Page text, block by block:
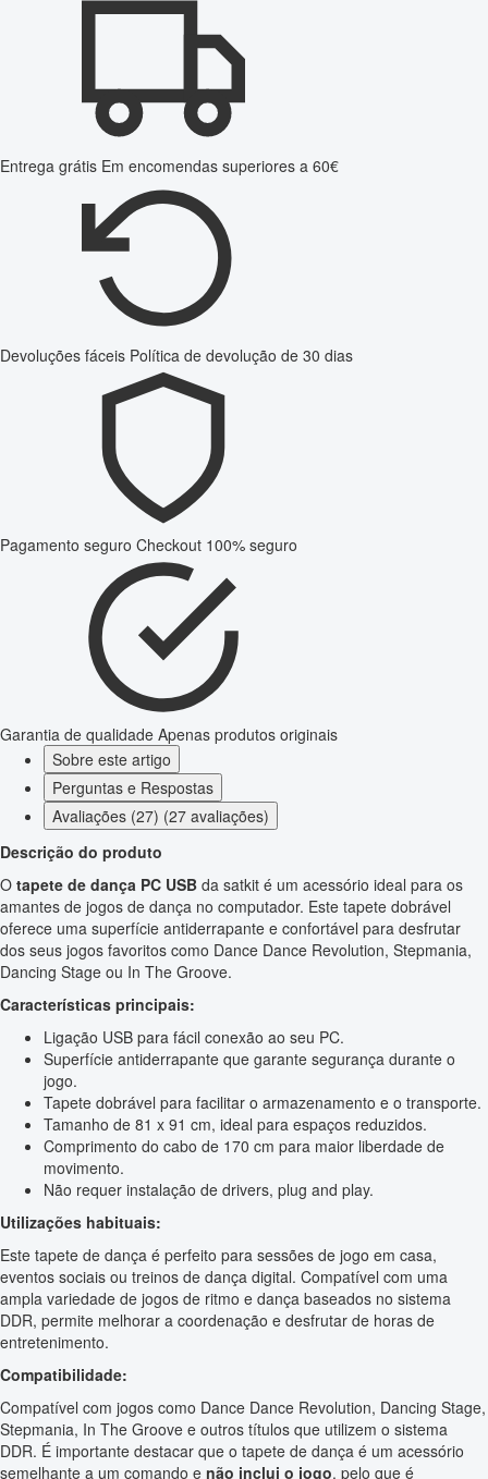
Entrega grátis Em encomendas superiores a 60€
Devoluções fáceis Política de devolução de 30 dias
Pagamento seguro Checkout 100% seguro
Garantia de qualidade Apenas produtos originais
Sobre este artigo
Perguntas e Respostas
Avaliações (27) (27 avaliações)
Descrição do produto
O tapete de dança PC USB da satkit é um acessório ideal para os
amantes de jogos de dança no computador. Este tapete dobrável
oferece uma superfície antiderrapante e confortável para desfrutar
dos seus jogos favoritos como Dance Dance Revolution, Stepmania,
Dancing Stage ou In The Groove.
Características principais:
Ligação USB para fácil conexão ao seu PC.
Superfície antiderrapante que garante segurança durante o
jogo.
Tapete dobrável para facilitar o armazenamento e o transporte.
Tamanho de 81 x 91 cm, ideal para espaços reduzidos.
Comprimento do cabo de 170 cm para maior liberdade de
movimento.
Não requer instalação de drivers, plug and play.
Utilizações habituais:
Este tapete de dança é perfeito para sessões de jogo em casa,
eventos sociais ou treinos de dança digital. Compatível com uma
ampla variedade de jogos de ritmo e dança baseados no sistema
DDR, permite melhorar a coordenação e desfrutar de horas de
entretenimento.
Compatibilidade:
Compatível com jogos como Dance Dance Revolution, Dancing Stage,
Stepmania, In The Groove e outros títulos que utilizem o sistema
DDR. É importante destacar que o tapete de dança é um acessório
semelhante a um comando e não inclui o jogo, pelo que é